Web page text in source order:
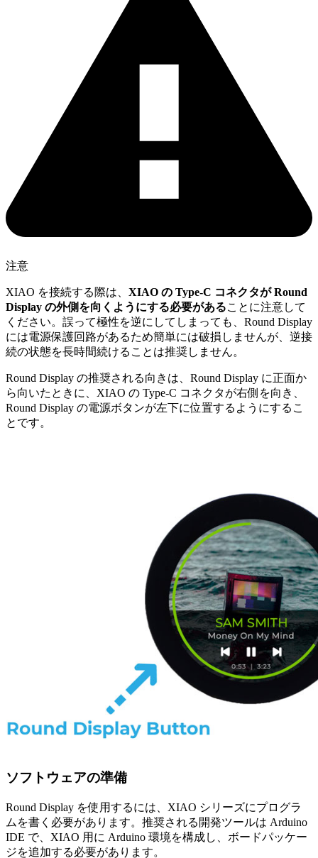
注意
XIAO を接続する際は、 XIAO の Type-C コネクタが Round
Display の外側を向くようにする必要があることに注意して
ください。誤って極性を逆にしてしまっても、Round Display
には電源保護回路があるため簡単には破損しませんが、逆接
続の状態を長時間続けることは推奨しません。
Round Display の推奨される向きは、Round Display に正面か
ら向いたときに、XIAO の Type-C コネクタが右側を向き、
Round Display の電源ボタンが左下に位置するようにするこ
とです。
ソフトウェアの準備
Round Display を使用するには、XIAO シリーズにプログラ
ムを書く必要があります。推奨される開発ツールは Arduino
IDE で、XIAO 用に Arduino 環境を構成し、ボードパッケー
ジを追加する必要があります。